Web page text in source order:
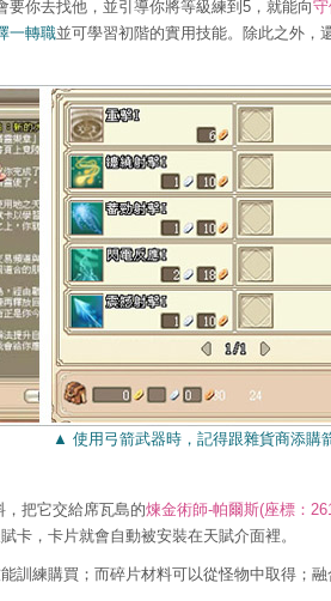
你去找他，並引導你將等級練到5，就能向
一轉職並可學習初階的實用技能。除此之外，
▲ 使用弓箭武器時，記得跟雜貨商添購
把它交給席瓦島的煉金術師-帕爾斯(座標：
卡，卡片就會自動被安裝在天賦介面裡。
訓練購買；而碎片材料可以從怪物中取得；